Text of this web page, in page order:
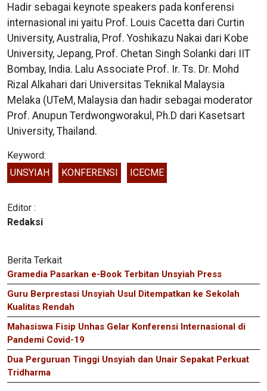
Hadir sebagai keynote speakers pada konferensi
internasional ini yaitu Prof. Louis Cacetta dari Curtin
University, Australia, Prof. Yoshikazu Nakai dari Kobe
University, Jepang, Prof. Chetan Singh Solanki dari IIT
Bombay, India. Lalu Associate Prof. Ir. Ts. Dr. Mohd
Rizal Alkahari dari Universitas Teknikal Malaysia
Melaka (UTeM, Malaysia dan hadir sebagai moderator
Prof. Anupun Terdwongworakul, Ph.D dari Kasetsart
University, Thailand.
Keyword:
UNSYIAH
KONFERENSI ICECME
Editor :
Redaksi
Berita Terkait
Gramedia Pasarkan e-Book Terbitan Unsyiah Press
Guru Berprestasi Unsyiah Usul Ditempatkan ke Sekolah
Kualitas Rendah
Mahasiswa Fisip Unhas Gelar Konferensi Internasional di
Pandemi Covid-19
Dua Perguruan Tinggi Unsyiah dan Unair Sepakat Perkuat
Tridharma